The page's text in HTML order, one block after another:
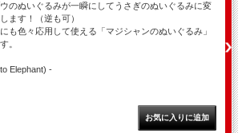
のぬいぐるみが一瞬にしてうさぎのぬいぐるみに変
ます！（逆も可）
も色々応用して使える「マジシャンのぬいぐるみ」
。
Elephant) -